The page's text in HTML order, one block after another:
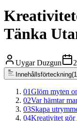
Tänka
Uygar Duzgun
Innehållsförteckning(
01Glöm myten
02Var hämtar
03Skapa
04Kreativitet gör